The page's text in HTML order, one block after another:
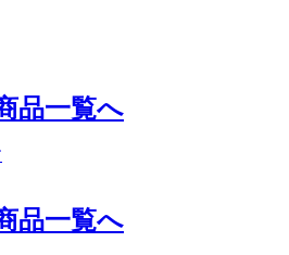
品一覧へ
品一覧へ